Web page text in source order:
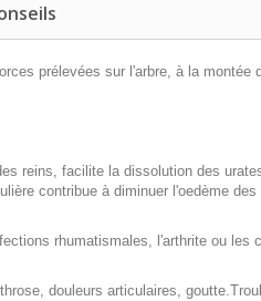
prélevées sur l'arbre, à la
reins, facilite la dissolution des
contribue à diminuer l'oedème
rhumatismales, l'arthrite ou les
douleurs articulaires,